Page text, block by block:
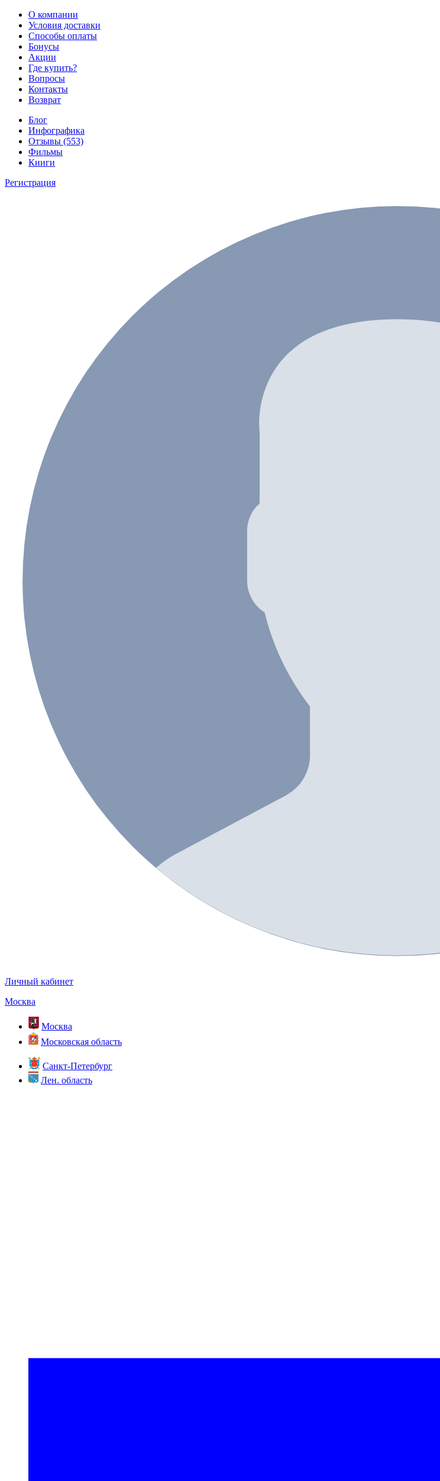
О компании
Условия доставки
Способы оплаты
Бонусы
Акции
Где купить?
Вопросы
Контакты
Возврат
Блог
Инфографика
Отзывы (553)
Фильмы
Книги
Регистрация
Личный кабинет
Москва
Москва
Московская область
Санкт-Петербург
Лен. область